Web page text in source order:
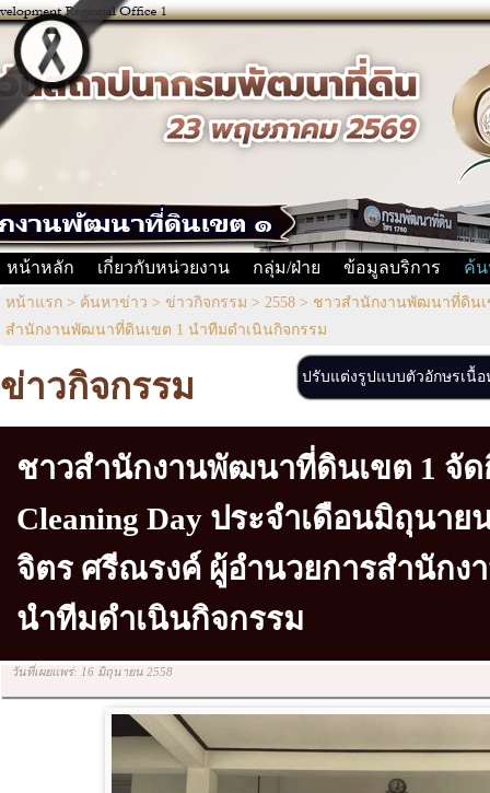
หน้าหลัก เกี่ยวกับหน่วยงาน กลุ่ม/ฝ่าย ข้อมูลบริการ ค้น
หน้าแรก > ค้นหาข่าว > ข่าวกิจกรรม > 2558 > ชาวสำนักงานพัฒนาที่ดินเ
สำนักงานพัฒนาที่ดินเขต 1 นำทีมดำเนินกิจกรรม
ข่าวกิจกรรม
ชาวสำนักงานพัฒนาที่ดินเขต 1 จัด
Cleaning Day ประจำเดือนมิถุนาย
จิตร ศรีณรงค์ ผู้อำนวยการสำนัก
นำทีมดำเนินกิจกรรม
วันที่เผยแพร่: 16 มิถุนายน 2558
ปรับแต่งรูปแบบตัวอักษรเ